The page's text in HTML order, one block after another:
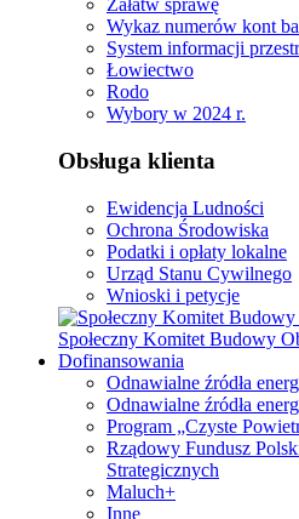
Załatw sprawę
Wykaz numerów kont
System informacji
Łowiectwo
Rodo
Wybory w 2024 r.
Obsługa klienta
Ewidencja Ludności
Ochrona Środowiska
Podatki i opłaty lokalne
Urząd Stanu Cywilnego
Wnioski i petycje
Społeczny Komitet Budowy
Dofinansowania
Odnawialne źródła
Odnawialne źródła
Program „Czyste
Rządowy Fundusz
Strategicznych
Maluch+
Inne